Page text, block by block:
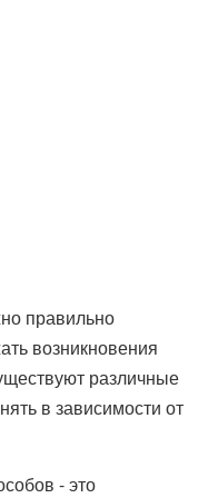
правильно
возникновения
различные
в зависимости от
- это